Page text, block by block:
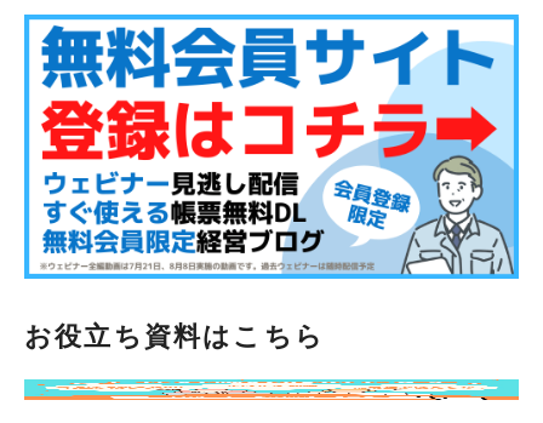
お役立ち資料はこちら